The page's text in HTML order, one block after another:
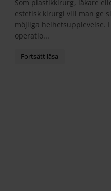
Som plastikkirurg, läkare
estetisk kirurgi vill man ge
möjliga helhetsupplevelse.
operatio...